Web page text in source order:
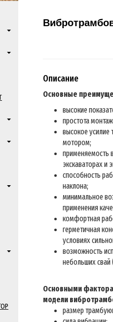
Описание
Основные
высокие
простота
высокое
мотором;
применяемость
экскаваторах и
способность
наклона;
минимальное
применения
комфортная
герметичная
условиях
возможность
небольших свай
Основными
модели
размер